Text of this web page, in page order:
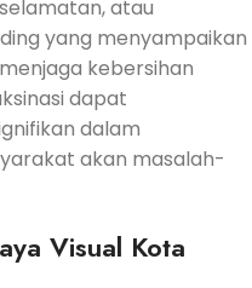
atau
yang menyampaikan
kebersihan
dapat
dalam
akan masalah-
Visual Kota